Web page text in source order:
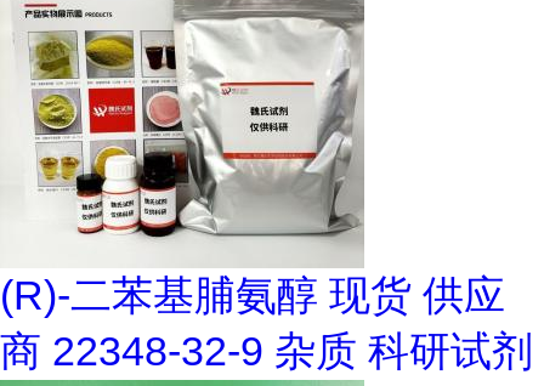
(R)-二苯基脯氨醇 现货 供应
商 22348-32-9 杂质 科研试剂